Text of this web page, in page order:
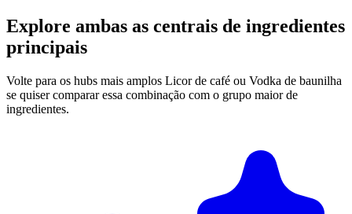
Explore ambas as centrais de ingredientes
principais
Volte para os hubs mais amplos Licor de café ou Vodka de baunilha
se quiser comparar essa combinação com o grupo maior de
ingredientes.